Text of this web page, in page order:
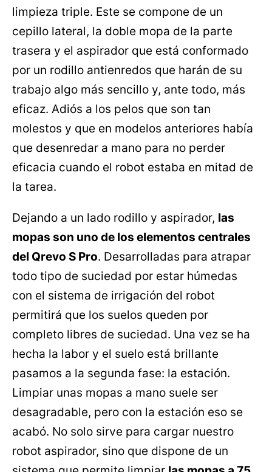
limpieza triple. Este se compone de un
cepillo lateral, la doble mopa de la parte
trasera y el aspirador que está conformado
por un rodillo antienredos que harán de su
trabajo algo más sencillo y, ante todo, más
eficaz. Adiós a los pelos que son tan
molestos y que en modelos anteriores había
que desenredar a mano para no perder
eficacia cuando el robot estaba en mitad de
la tarea.
Dejando a un lado rodillo y aspirador, las
mopas son uno de los elementos centrales
del Qrevo S Pro. Desarrolladas para atrapar
todo tipo de suciedad por estar húmedas
con el sistema de irrigación del robot
permitirá que los suelos queden por
completo libres de suciedad. Una vez se ha
hecha la labor y el suelo está brillante
pasamos a la segunda fase: la estación.
Limpiar unas mopas a mano suele ser
desagradable, pero con la estación eso se
acabó. No solo sirve para cargar nuestro
robot aspirador, sino que dispone de un